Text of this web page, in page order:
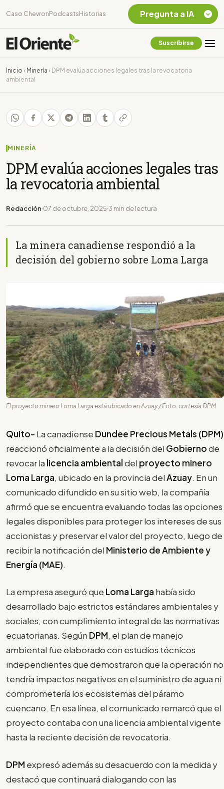
Caso Chevron Podcasts Historias
Suscribirse
Inicio › Minería › DPM evalúa acciones legales tras la revocatoria
ambiental
MINERÍA
DPM evalúa acciones legales tras
la revocatoria ambiental
Redacción 07 de octubre, 2025 3 min de lectura
La minera canadiense respondió a la
decisión del gobierno sobre Loma Larga
El proyecto minero Loma Larga está ubicado en Azuay / Foto: cortesía DPM
Quito- La canadiense Dundee Precious Metals (DPM)
reaccionó oficialmente a la decisión del Gobiernode
revocar la licencia ambientaldel proyecto minero
Loma Larga, ubicado en la provincia delAzuay. En un
comunicado difundido en su sitio web, la compañía
afirmó que se encuentra evaluando todas las opciones
legales disponibles para proteger los intereses de sus
accionistas y preservar el valor del proyecto, luego de
recibir la notificación del Ministerio de Ambiente y
Energía (MAE).
La empresa aseguró que Loma Larga había sido
desarrollado bajo estrictos estándares ambientales y
sociales, con cumplimiento integral de las normativas
ecuatorianas. Según DPM, el plan de manejo
ambiental fue elaborado con estudios técnicos
independientes que demostraron que la operación no
tendría impactos negativos en el suministro de agua ni
comprometería los ecosistemas del páramo
cuencano. En esa línea, el comunicado remarcó que el
proyecto contaba con una licencia ambiental vigente
hasta la reciente decisión de revocatoria.
DPM expresó además su desacuerdo con la medida y
destacó que continuará dialogando con las
Pregunta a IA
Chevron Ecuador